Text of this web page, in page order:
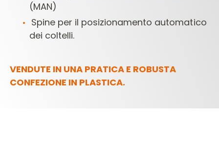
(MAN)
Spine per il posizionamento automatico
dei coltelli.
VENDUTE IN UNA PRATICA E ROBUSTA
CONFEZIONE IN PLASTICA.